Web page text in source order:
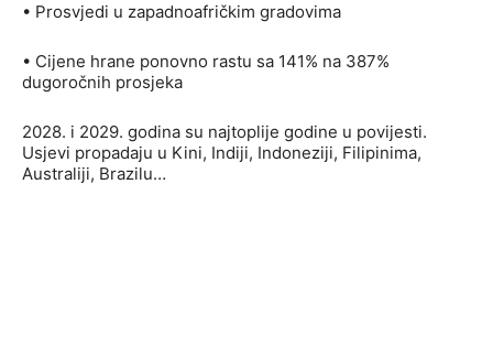
• Prosvjedi u zapadnoafričkim gradovima
• Cijene hrane ponovno rastu sa 141% na 387%
dugoročnih prosjeka
2028. i 2029. godina su najtoplije godine u povijesti.
Usjevi propadaju u Kini, Indiji, Indoneziji, Filipinima,
Australiji, Brazilu…